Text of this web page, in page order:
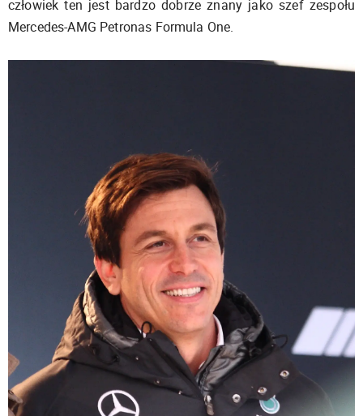
człowiek ten jest bardzo dobrze znany jako szef zespołu
Mercedes-AMG Petronas Formula One.